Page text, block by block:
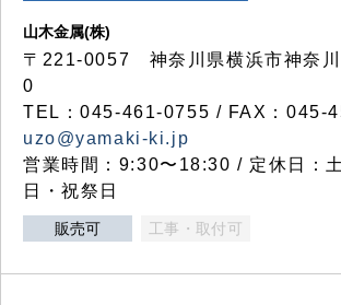
山木金属(株)
〒221-0057 神奈川県横浜市神奈
0
TEL：045-461-0755 / FAX：045-
uzo@yamaki-ki.jp
営業時間：9:30〜18:30 / 定休日：
日・祝祭日
販売可 工事・取付可